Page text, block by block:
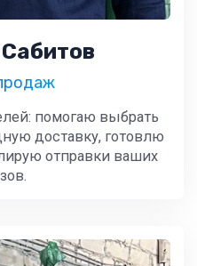
помогаю выбрать
доставку, готовлю
отправки ваших